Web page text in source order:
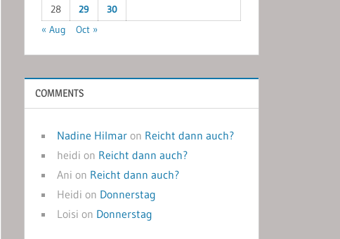
28
29
30
« Aug
Oct »
COMMENTS
Nadine Hilmar on Reicht dann auch?
heidi on Reicht dann auch?
Ani on Reicht dann auch?
Heidi on Donnerstag
Loisi on Donnerstag